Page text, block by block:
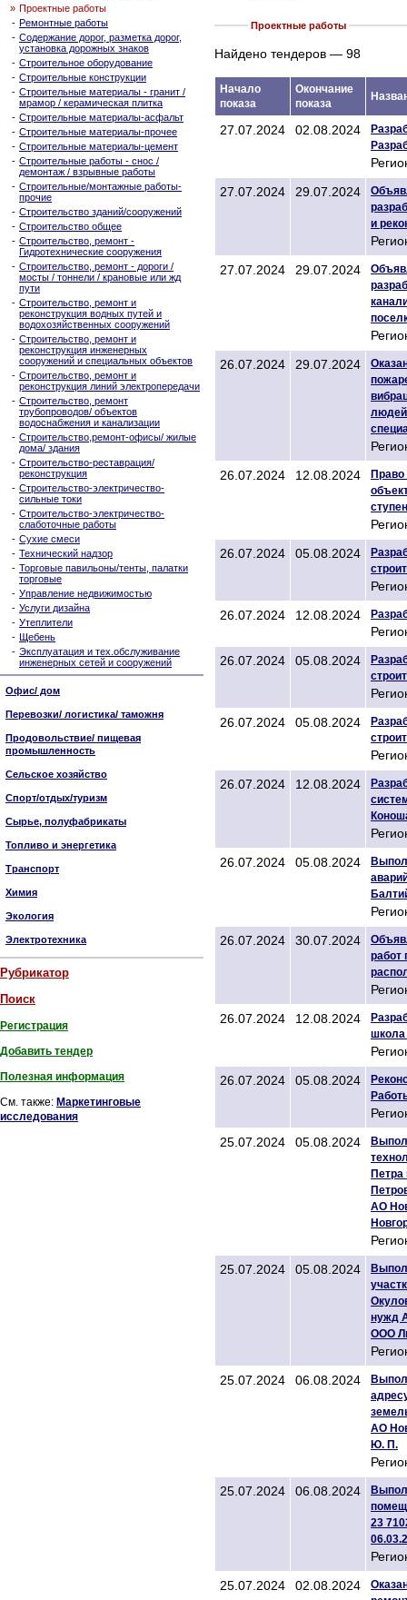
» Проектные работы
- Ремонтные работы
- Содержание дорог, разметка дорог,
установка дорожных знаков
- Строительное оборудование
- Строительные конструкции
- Строительные материалы - гранит /
мрамор / керамическая плитка
- Строительные материалы-асфальт
- Строительные материалы-прочее
- Строительные материалы-цемент
- Строительные работы - снос /
демонтаж / взрывные работы
- Строительные/монтажные работы-
прочие
- Строительство зданий/сооружений
- Строительство общее
- Строительство, ремонт -
Гидротехнические сооружения
- Строительство, ремонт - дороги /
мосты / тоннели / крановые или жд
пути
- Строительство, ремонт и
реконструкция водных путей и
водохозяйственных сооружений
- Строительство, ремонт и
реконструкция инженерных
сооружений и специальных объектов
- Строительство, ремонт и
реконструкция линий электропередачи
- Строительство, ремонт
трубопроводов/ объектов
водоснабжения и канализации
- Строительство,ремонт-офисы/ жилые
дома/ здания
- Строительство-реставрация/
реконструкция
- Строительство-электричество-
сильные токи
- Строительство-электричество-
слаботочные работы
- Сухие смеси
- Технический надзор
- Торговые павильоны/тенты, палатки
торговые
- Управление недвижимостью
- Услуги дизайна
- Утеплители
- Щебень
- Эксплуатация и тех.обслуживание
инженерных сетей и сооружений
Офис/ дом
Перевозки/ логистика/ таможня
Продовольствие/ пищевая
промышленность
Сельское хозяйство
Спорт/отдых/туризм
Сырье, полуфабрикаты
Топливо и энергетика
Транспорт
Химия
Экология
Электротехника
Рубрикатор
Поиск
Регистрация
Добавить тендер
Полезная информация
См. также: Маркетинговые
исследования
Проектные работы
Найдено тендеров — 98
Начало
показа
Окончание
показа
27.07.2024 02.08.2024
27.07.2024
29.07.2024
и
27.07.2024
29.07.2024
26.07.2024
29.07.2024
людей
26.07.2024
12.08.2024
Право
26.07.2024
05.08.2024
26.07.2024
12.08.2024
26.07.2024
05.08.2024
26.07.2024
05.08.2024
26.07.2024
12.08.2024
26.07.2024
05.08.2024
26.07.2024
30.07.2024
работ
26.07.2024
12.08.2024
школа
26.07.2024
05.08.2024
25.07.2024
05.08.2024
Петра
АО
25.07.2024
05.08.2024
нужд
ООО
25.07.2024
06.08.2024
АО
Ю. П.
25.07.2024
06.08.2024
23
25.07.2024
02.08.2024